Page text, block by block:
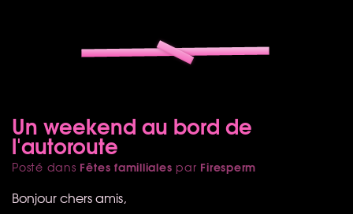
Un weekend au bord de
l'autoroute
Posté dans Fêtes familliales par Firesperm
Bonjour chers amis,